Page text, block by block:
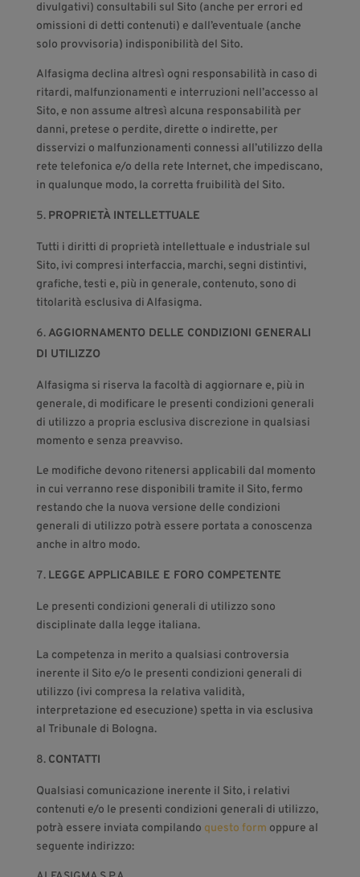
divulgativi) consultabili sul Sito (anche per errori ed
omissioni di detti contenuti) e dall’eventuale (anche
solo provvisoria) indisponibilità del Sito.
Alfasigma declina altresì ogni responsabilità in caso di
ritardi, malfunzionamenti e interruzioni nell’accesso al
Sito, e non assume altresì alcuna responsabilità per
danni, pretese o perdite, dirette o indirette, per
disservizi o malfunzionamenti connessi all’utilizzo della
rete telefonica e/o della rete Internet, che impediscano,
in qualunque modo, la corretta fruibilità del Sito.
PROPRIETÀ INTELLETTUALE
Tutti i diritti di proprietà intellettuale e industriale sul
Sito, ivi compresi interfaccia, marchi, segni distintivi,
grafiche, testi e, più in generale, contenuto, sono di
titolarità esclusiva di Alfasigma.
AGGIORNAMENTO DELLE CONDIZIONI GENERALI
DI UTILIZZO
Alfasigma si riserva la facoltà di aggiornare e, più in
generale, di modificare le presenti condizioni generali
di utilizzo a propria esclusiva discrezione in qualsiasi
momento e senza preavviso.
Le modifiche devono ritenersi applicabili dal momento
in cui verranno rese disponibili tramite il Sito, fermo
restando che la nuova versione delle condizioni
generali di utilizzo potrà essere portata a conoscenza
anche in altro modo.
LEGGE APPLICABILE E FORO COMPETENTE
Le presenti condizioni generali di utilizzo sono
disciplinate dalla legge italiana.
La competenza in merito a qualsiasi controversia
inerente il Sito e/o le presenti condizioni generali di
utilizzo (ivi compresa la relativa validità,
interpretazione ed esecuzione) spetta in via esclusiva
al Tribunale di Bologna.
CONTATTI
Qualsiasi comunicazione inerente il Sito, i relativi
contenuti e/o le presenti condizioni generali di utilizzo,
potrà essere inviata compilando questo form oppure al
seguente indirizzo: